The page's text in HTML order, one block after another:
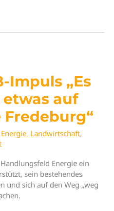
Impuls „Es
auf
Energie, Landwirtschaft,
Energie ein
sein bestehendes
und sich auf den Weg „weg